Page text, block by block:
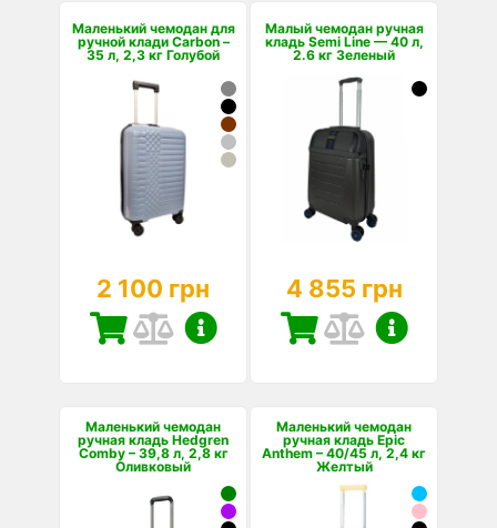
Маленький чемодан для
ручной клади Carbon –
35 л, 2,3 кг Голубой
2 100 грн
Малый чемодан ручная
кладь Semi Line — 40 л,
2.6 кг Зеленый
4 855 грн
Маленький чемодан
ручная кладь Hedgren
Comby – 39,8 л, 2,8 кг
Оливковый
Маленький чемодан
ручная кладь Epic
Anthem – 40/45 л, 2,4 кг
Желтый